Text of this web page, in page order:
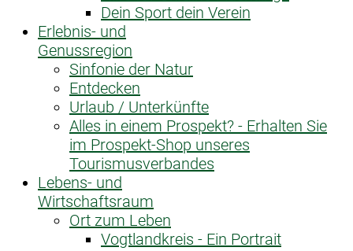
Dein Sport dein Verein
Erlebnis- und
Genussregion
Sinfonie der Natur
Entdecken
Urlaub / Unterkünfte
Alles in einem Prospekt? - Erhalten Sie
im Prospekt-Shop unseres
Tourismusverbandes
Lebens- und
Wirtschaftsraum
Ort zum Leben
Vogtlandkreis - Ein Portrait